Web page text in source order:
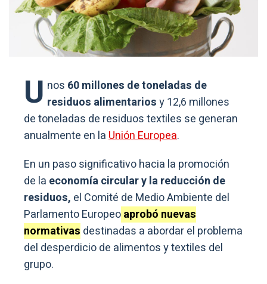
U nos 60 millones de toneladas de
residuos alimentariosy 12,6 millones
de toneladas de residuos textiles se generan
anualmente en laUnión Europea.
En un paso significativo hacia la promoción
de la economía circular y la reducción de
residuos, el Comité de Medio Ambiente del
Parlamento Europeoaprobó nuevas
normativas destinadas a abordar el problema
del desperdicio de alimentos y textiles del
grupo.